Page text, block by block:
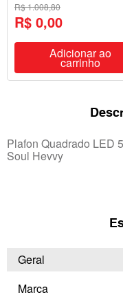
R$ 1.008,80
R$ 0,00
Adicionar ao
carrinho
Plafon Quadrado LED
Soul Hevvy
Geral
Marca